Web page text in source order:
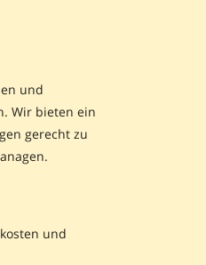
und
Wir bieten ein
gerecht zu
und